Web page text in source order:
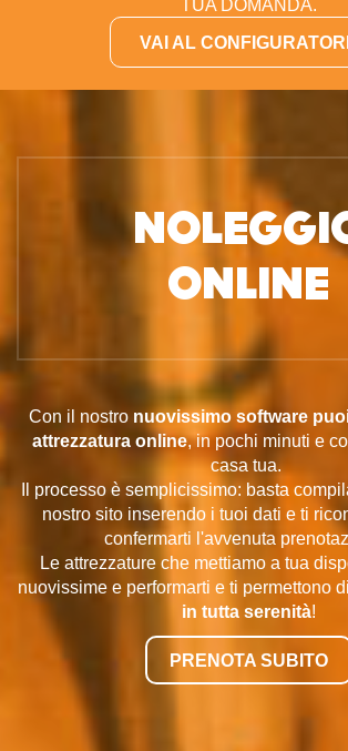
TUA DOMANDA.
VAI AL
ONLINE
Con il nostro nuovissimo software
attrezzatura online, in pochi minuti e
casa tua.
Il processo è semplicissimo: basta
nostro sito inserendo i tuoi dati e ti
confermarti l'avvenuta
Le attrezzature che mettiamo a tua
nuovissime e performarti e ti permettono di
in tutta serenità!
PRENOTA SUBITO